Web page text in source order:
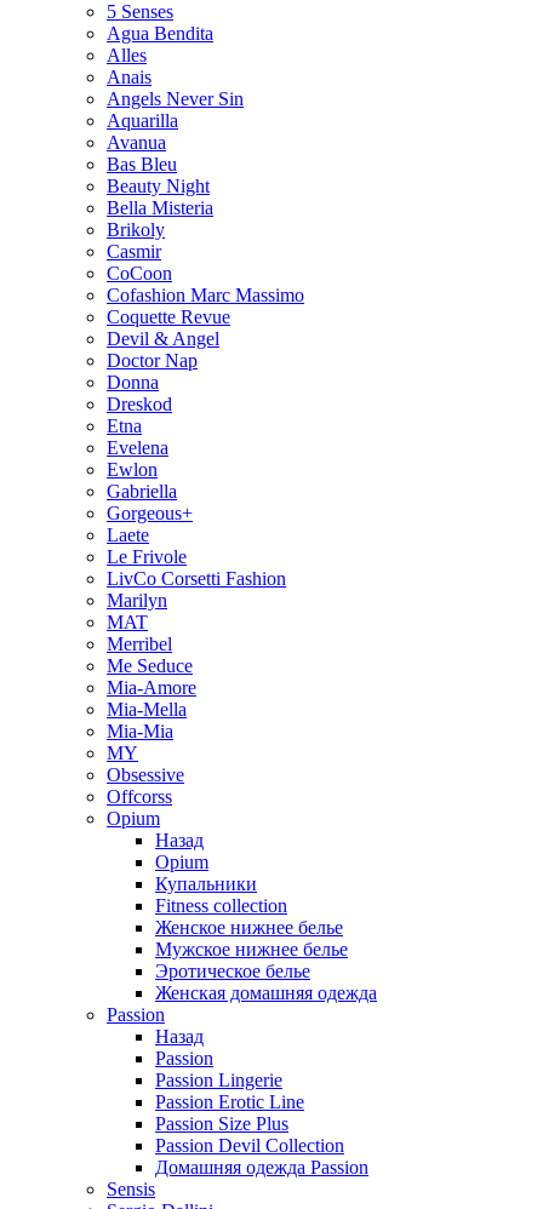
5 Senses
Agua Bendita
Alles
Anais
Angels Never Sin
Aquarilla
Avanua
Bas Bleu
Beauty Night
Bella Misteria
Brikoly
Casmir
CoCoon
Cofashion Marc Massimo
Coquette Revue
Devil & Angel
Doctor Nap
Donna
Dreskod
Etna
Evelena
Ewlon
Gabriella
Gorgeous+
Laete
Le Frivole
LivCo Corsetti Fashion
Marilyn
MAT
Merribel
Me Seduce
Mia-Amore
Mia-Mella
Mia-Mia
MY
Obsessive
Offcorss
Opium
Назад
Opium
Купальники
Fitness collection
Женское нижнее белье
Мужское нижнее белье
Эротическое белье
Женская домашняя одежда
Passion
Назад
Passion
Passion Lingerie
Passion Erotic Line
Passion Size Plus
Passion Devil Collection
Домашняя одежда Passion
Sensis